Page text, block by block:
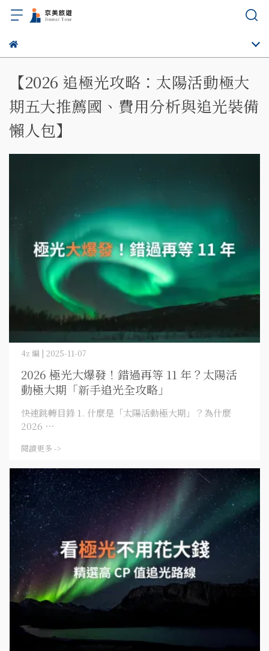
【2026 追極光攻略：太陽活動極大
期五大推薦國、費用分析與追光裝備
懶人包】
2026 極光大爆發！錯過再等 11 年？太陽活
動極大期「新手追光全攻略」
4z 編 | 2025-11-07
快速跳轉目錄 1. 什麼是「太陽活動極大期」？為什麼
2026 ⋯
閱讀更多 ->